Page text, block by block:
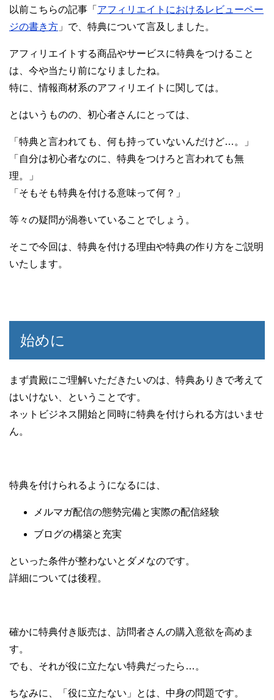
以前こちらの記事「 アフィリエイトにおけるレビューペー
ジの書き方 」で、特典について言及しました。
アフィリエイトする商品やサービスに特典をつけること
は、今や当たり前になりましたね。
特に、情報商材系のアフィリエイトに関しては。
とはいうものの、初心者さんにとっては、
「特典と言われても、何も持っていないんだけど…。」
「自分は初心者なのに、特典をつけろと言われても無
理。」
「そもそも特典を付ける意味って何？」
等々の疑問が渦巻いていることでしょう。
そこで今回は、特典を付ける理由や特典の作り方をご説明
いたします。
始めに
まず貴殿にご理解いただきたいのは、特典ありきで考えて
はいけない、ということです。
ネットビジネス開始と同時に特典を付けられる方はいませ
ん。
特典を付けられるようになるには、
メルマガ配信の態勢完備と実際の配信経験
ブログの構築と充実
といった条件が整わないとダメなのです。
詳細については後程。
確かに特典付き販売は、訪問者さんの購入意欲を高めま
す。
でも、それが役に立たない特典だったら…。
ちなみに、「役に立たない」とは、中身の問題です。